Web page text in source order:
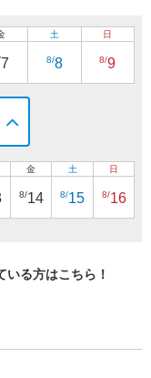
7
土
8/8
日
8/9
金
8/14
土
8/15
日
8/16
る方はこちら！